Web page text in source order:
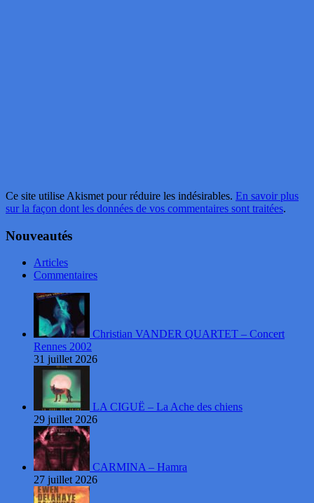
Ce site utilise Akismet pour réduire les indésirables. En savoir plus
sur la façon dont les données de vos commentaires sont traitées.
Nouveautés
Articles
Commentaires
Christian VANDER QUARTET – Concert
Rennes 2002
31 juillet 2026
LA CIGUË – La Ache des chiens
29 juillet 2026
CARMINA – Hamra
27 juillet 2026